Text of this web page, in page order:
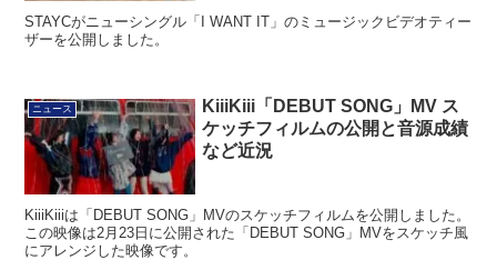
STAYCがニューシングル「I WANT IT」のミュージックビデオティー
ザーを公開しました。
ニュース
KiiiKiii「DEBUT SONG」MV ス
ケッチフィルムの公開と音源成績
など近況
KiiiKiiiは「DEBUT SONG」MVのスケッチフィルムを公開しました。
この映像は2月23日に公開された「DEBUT SONG」MVをスケッチ風
にアレンジした映像です。